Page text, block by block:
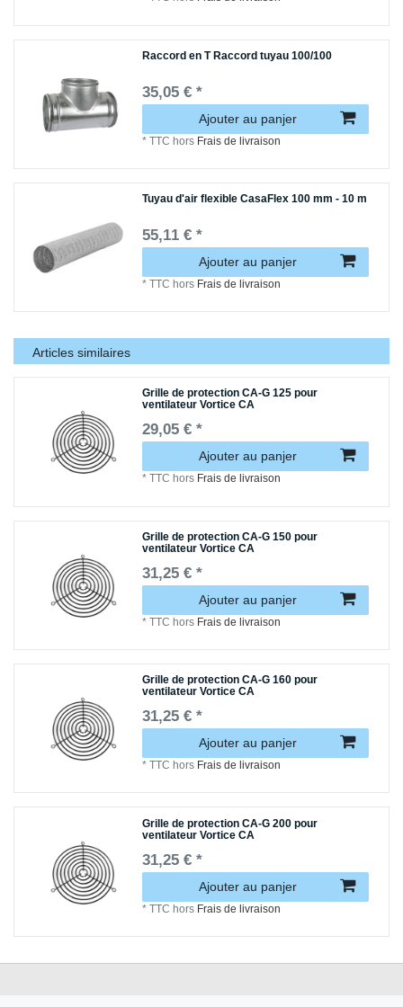
Raccord en T Raccord tuyau 100/100
35,05 € *
Ajouter au panjer
*TTC hors Frais de livraison
Tuyau d'air flexible CasaFlex 100 mm - 10 m
55,11 € *
Ajouter au panjer
*TTC hors Frais de livraison
Articles similaires
Grille de protection CA-G 125 pour
ventilateur Vortice CA
29,05 € *
Ajouter au panjer
*TTC hors Frais de livraison
Grille de protection CA-G 150 pour
ventilateur Vortice CA
31,25 € *
Ajouter au panjer
*TTC hors Frais de livraison
Grille de protection CA-G 160 pour
ventilateur Vortice CA
31,25 € *
Ajouter au panjer
*TTC hors Frais de livraison
Grille de protection CA-G 200 pour
ventilateur Vortice CA
31,25 € *
Ajouter au panjer
*TTC hors Frais de livraison